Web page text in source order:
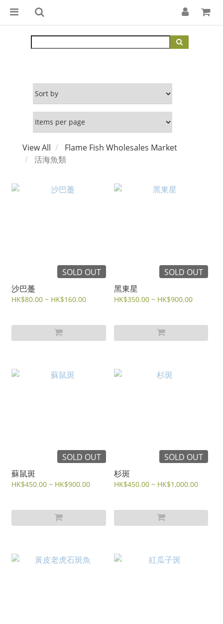
View All
Flame Fish Wholesales Market
活海魚類
SOLD OUT
沙巴躉
HK$80.00 ~ HK$160.00
SOLD OUT
黑東星
HK$350.00 ~ HK$900.00
SOLD OUT
蘇鼠斑
HK$450.00 ~ HK$900.00
SOLD OUT
杉斑
HK$450.00 ~ HK$1,000.00